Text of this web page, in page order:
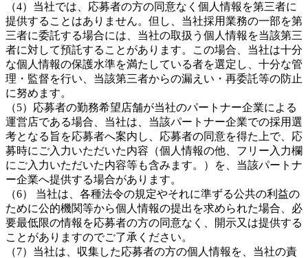
（4）当社では、応募者の方の同意なく個人情報を第三者に
提供することはありません。但し、当社採用業務の一部を第
三者に委託する場合には、当社の取扱う個人情報を当該第三
者に対して預託することがあります。この場合、当社は十分
な個人情報の保護水準を満たしている者を選定し、十分な管
理・監督を行い、当該第三者からの漏えい・再委託等の防止
に努めます。
（5）応募者の勤務希望店舗が当社のパートナー企業による
運営店である場合、当社は、当該パートナー企業での採用選
考となる旨を応募者へ案内し、応募者の同意を得た上で、応
募時にご入力いただいた内容（個人情報の他、フリー入力欄
にご入力いただいた内容等も含みます。）を、当該パートナ
ー企業へ提供する場合があります。
（6） 当社は、各種法令の規定やそれに準ずる公共の利益の
ために公的機関等から個人情報の提出を求められた場合、必
要最低限の情報を応募者の方の同意なく、開示又は提供する
ことがありますのでご了承ください。
（7）当社は、収集した応募者の方の個人情報を、当社の責